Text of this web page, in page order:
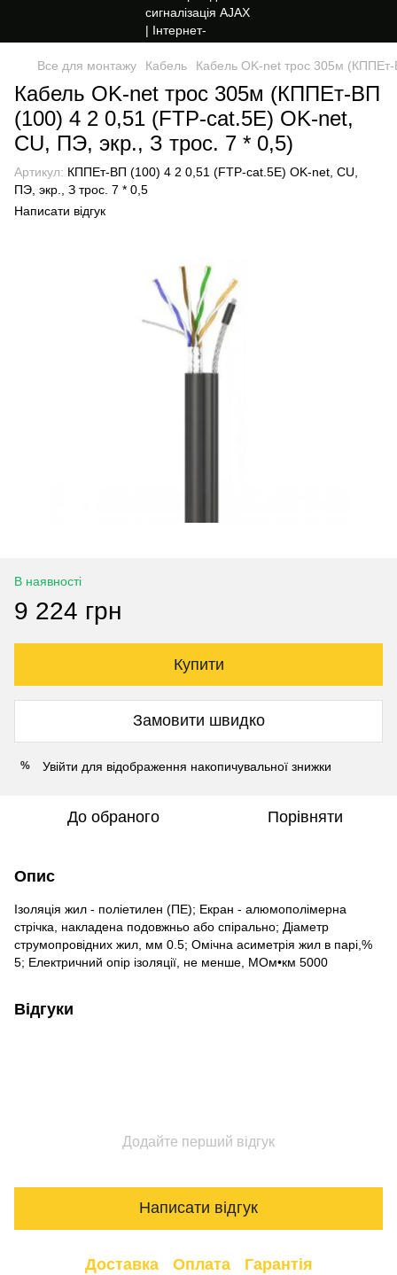
Все для монтажу Кабель Кабель OK-net трос 305м
Кабель OK-net трос 305м (КППЕт-ВП
(100) 4 2 0,51 (FTP-cat.5E) OK-net,
СU, ПЭ, экр., З трос. 7 * 0,5)
Артикул: КППЕт-ВП (100) 4 2 0,51 (FTP-cat.5E) OK-net, СU,
ПЭ, экр., З трос. 7 * 0,5
Написати відгук
В наявності
9 224 грн
Купити
Замовити швидко
% Увійти для відображення накопичувальної знижки
До обраного Порівняти
Опис
Ізоляція жил - поліетилен (ПЕ); Екран - алюмополімерна
стрічка, накладена подовжньо або спірально; Діаметр
струмопровідних жил, мм 0.5; Омічна асиметрія жил в парі,%
5; Електричний опір ізоляції, не менше, МОм•км 5000
Відгуки
Додайте перший відгук
Написати відгук
Доставка Оплата Гарантія